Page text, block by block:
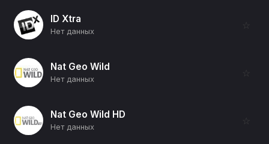
ID Xtra
Нет данных
☆
Nat Geo Wild
Нет данных
☆
Nat Geo Wild HD
Нет данных
☆